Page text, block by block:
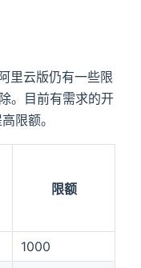
里云版仍有一些限
。目前有需求的开
限额。
限额
1000